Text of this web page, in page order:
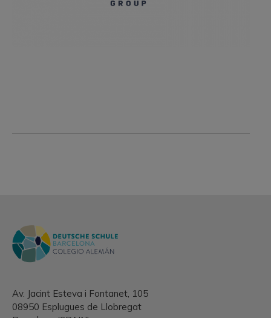
Av. Jacint Esteva i Fontanet, 105
08950 Esplugues de Llobregat